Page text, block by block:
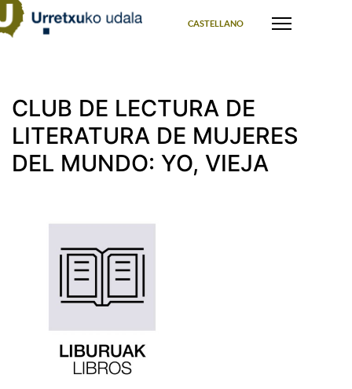
CASTELLANO
CLUB DE LECTURA DE
LITERATURA DE MUJERES
DEL MUNDO: YO, VIEJA